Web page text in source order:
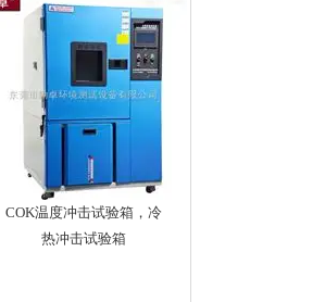
COK温度冲击试验箱，冷
热冲击试验箱